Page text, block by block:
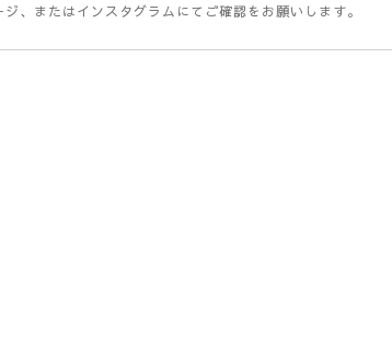
、またはインスタグラムにてご確認をお願いします。